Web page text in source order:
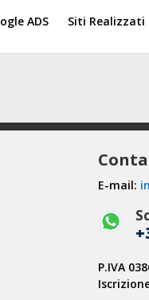
ADS Siti Realizzati
E-mail:
P.IVA